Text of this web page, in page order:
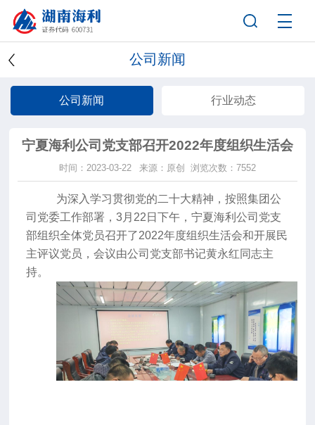
公司新闻
公司新闻 行业动态
宁夏海利公司党支部召开2022年度组织生活会
时间：2023-03-22 来源：原创 浏览次数：7552
为深入学习贯彻党的二十大精神，按照集团公
司党委工作部署，3月22日下午，宁夏海利公司党支
部组织全体党员召开了2022年度组织生活会和开展民
主评议党员，会议由公司党支部书记黄永红同志主
持。